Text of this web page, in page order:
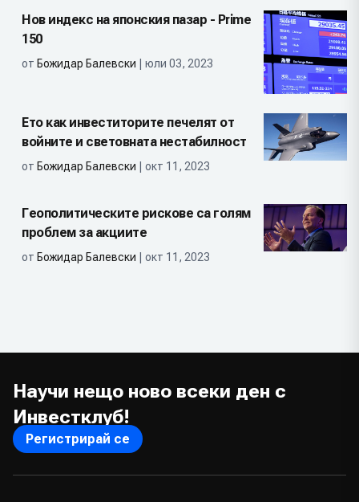
Нов индекс на японския пазар - Prime
150
от Божидар Балевски | юли 03, 2023
Ето как инвеститорите печелят от
войните и световната нестабилност
от Божидар Балевски | окт 11, 2023
Геополитическите рискове са голям
проблем за акциите
от Божидар Балевски | окт 11, 2023
Научи нещо ново всеки ден с
Инвестклуб!
Регистрирай се